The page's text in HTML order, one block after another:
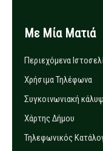
Με Μία Ματιά
Περιεχόμενα
Χρήσιμα Τηλέφωνα
Συγκοινωνιακή
Χάρτης Δήμου
Τηλεφωνικός